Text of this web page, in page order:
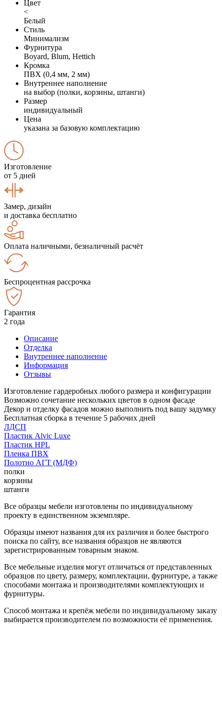
Цвет
<
Белый
Стиль
Минимализм
Фурнитура
Boyard, Blum, Hettich
Кромка
ПВХ (0,4 мм, 2 мм)
Внутреннее наполнение
на выбор (полки, корзины, штанги)
Размер
индивидуальный
Цена
указана за базовую комплектацию
Изготовление
от 5 дней
Замер, дизайн
и доставка бесплатно
Оплата наличными, безналичный расчёт
Беспроцентная рассрочка
Гарантия
2 года
Описание
Отделка
Внутреннее наполнение
Информация
Отзывы
Изготовление гардеробных любого размера и конфигурации
Возможно сочетание нескольких цветов в одном фасаде
Декор и отделку фасадов можно выполнить под вашу задумку
Бесплатная сборка в течение 5 рабочих дней
ЛДСП
Пластик Alvic Luxe
Пластик HPL
Пленка ПВХ
Полотно АГТ (МДФ)
полки
корзины
штанги
Все образцы мебели изготовлены по индивидуальному
проекту в единственном экземпляре.
Образцы имеют названия для их различия и более быстрого
поиска по сайту, все названия образцов не являются
зарегистрированным товарным знаком.
Все мебельные изделия могут отличаться от представленных
образцов по цвету, размеру, комплектации, фурнитуре, а также
способами монтажа и производителями комплектующих и
фурнитуры.
Способ монтажа и крепёж мебели по индивидуальному заказу
выбирается производителем по возможности её применения.